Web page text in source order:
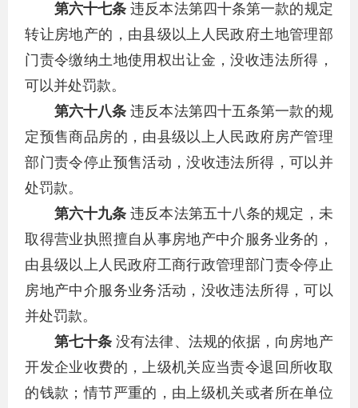
第六十七条 违反本法第四十条第一款的规定
转让房地产的，由县级以上人民政府土地管理部
门责令缴纳土地使用权出让金，没收违法所得，
可以并处罚款。
第六十八条 违反本法第四十五条第一款的规
定预售商品房的，由县级以上人民政府房产管理
部门责令停止预售活动，没收违法所得，可以并
处罚款。
第六十九条 违反本法第五十八条的规定，未
取得营业执照擅自从事房地产中介服务业务的，
由县级以上人民政府工商行政管理部门责令停止
房地产中介服务业务活动，没收违法所得，可以
并处罚款。
第七十条没有法律、法规的依据，向房地产
开发企业收费的，上级机关应当责令退回所收取
的钱款；情节严重的，由上级机关或者所在单位